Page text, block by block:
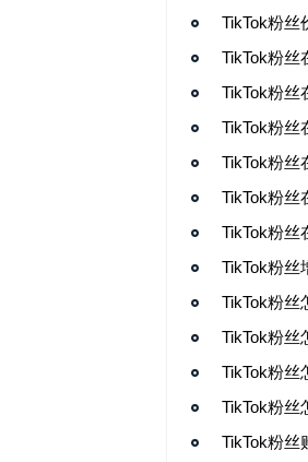
TikTok粉丝
TikTok粉丝
TikTok粉丝
TikTok粉丝
TikTok粉丝
TikTok粉丝
TikTok粉丝
TikTok粉丝
TikTok粉丝
TikTok粉丝
TikTok粉丝
TikTok粉丝
TikTok粉丝